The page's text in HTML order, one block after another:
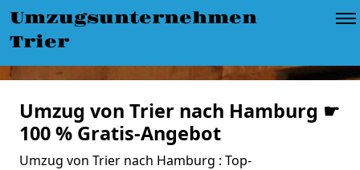
Umzugsunternehmen
Trier
Umzug von Trier nach Hamburg ☛
100 % Gratis-Angebot
Umzug von Trier nach Hamburg : Top-